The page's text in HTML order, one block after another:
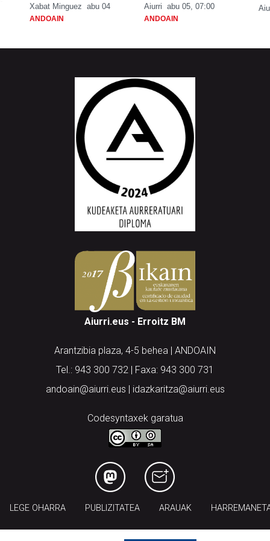
Xabat Minguez abu 04
ANDOAIN
Aiurri abu 05, 07:00
ANDOAIN
Aiurri.eus - Erroitz BM
Arantzibia plaza, 4-5 behea | ANDOAIN
Tel.: 943 300 732 | Faxa: 943 300 731
andoain@aiurri.eus | idazkaritza@aiurri.eus
Codesyntaxek garatua
LEGE OHARRA PUBLIZITATEA ARAUAK